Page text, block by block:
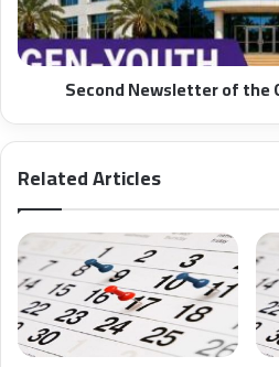
Second Newsletter of the
Related Articles